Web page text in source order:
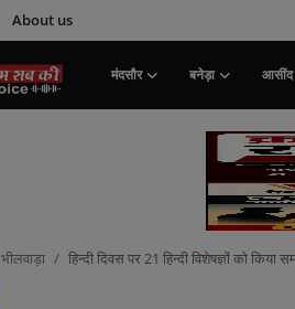
About us
मंदसौर बनेड़ा आसींद
भीलवाड़ा हिन्दी दिवस पर 21 हिन्दी विशेषज्ञों को किया